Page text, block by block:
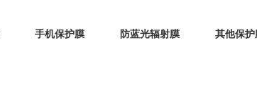
手机保护膜 防蓝光辐射膜 其他保护